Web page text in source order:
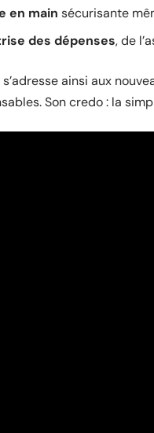
en main sécurisante
des dépenses, de
s’adresse ainsi aux
Son credo : la